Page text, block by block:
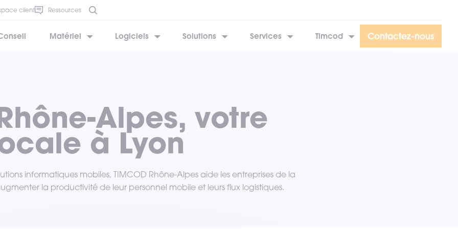
client Ressources
Matériel Logiciels Solutions Services Timcod Contactez-nous
Alpes, votre
à Lyon
informatiques mobiles, TIMCOD Rhône-Alpes aide les entreprises de la
la productivité de leur personnel mobile et leurs flux logistiques.